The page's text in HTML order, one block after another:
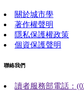
關於城市學
著作權聲明
隱私保護權政策
個資保護聲明
聯絡我們
讀者服務部電話：